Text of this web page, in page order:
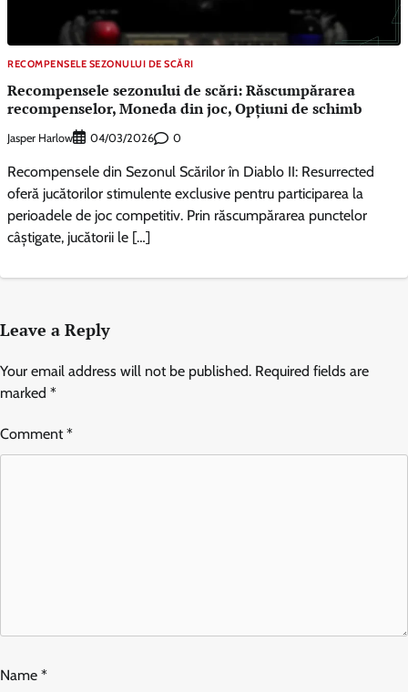
RECOMPENSELE SEZONULUI DE SCĂRI
Recompensele sezonului de scări: Răscumpărarea
recompenselor, Moneda din joc, Opțiuni de schimb
Jasper Harlow 04/03/2026 0
Recompensele din Sezonul Scărilor în Diablo II: Resurrected
oferă jucătorilor stimulente exclusive pentru participarea la
perioadele de joc competitiv. Prin răscumpărarea punctelor
câștigate, jucătorii le […]
Leave a Reply
Your email address will not be published. Required fields are
marked *
Comment*
Name *